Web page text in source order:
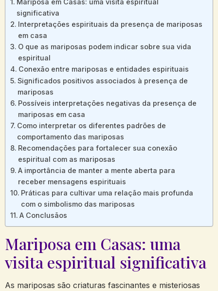
Mariposa em Casas: uma visita espiritual
significativa
Interpretações espirituais da presença de mariposas
em casa
O que as mariposas podem indicar sobre sua vida
espiritual
Conexão entre mariposas e entidades espirituais
Significados positivos associados à presença de
mariposas
Possíveis interpretações negativas da presença de
mariposas em casa
Como interpretar os diferentes padrões de
comportamento das mariposas
Recomendações para fortalecer sua conexão
espiritual com as mariposas
A importância de manter a mente aberta para
receber mensagens espirituais
Práticas para cultivar uma relação mais profunda
com o simbolismo das mariposas
A Conclusãos
Mariposa em Casas: uma
visita espiritual significativa
As mariposas são criaturas fascinantes e misteriosas